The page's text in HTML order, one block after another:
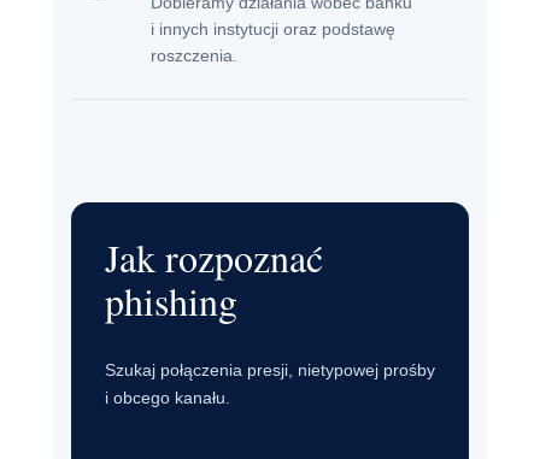
i innych instytucji oraz podstawę
roszczenia.
Jak rozpoznać
phishing
Szukaj połączenia presji, nietypowej prośby
i obcego kanału.